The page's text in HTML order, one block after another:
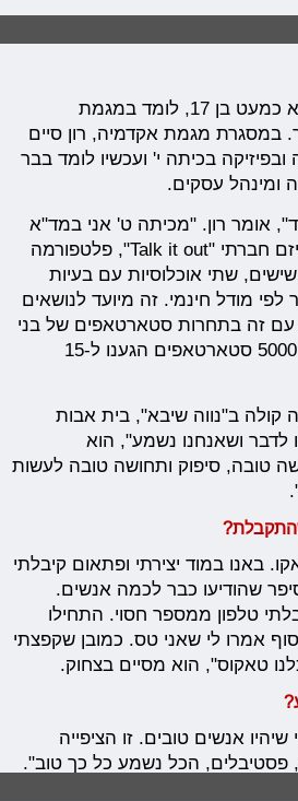
רון סיים י"א באשדוד. הוא כמעט בן 17, לומד במגמת
במסגרת מגמת אקדמיה, רון סיים
בכיתה י' ועכשיו לומד בבר
ומינהל עסקים.
אומר רון. "מכיתה ט' אני במד"א
ועכשיו חבר ואני יזמנו מיזם חברתי "Talk it out", פלטפורמה
שתי אוכלוסיות עם בעיות
לפי מודל חינמי. זה מיועד לנושאים
עם זה בתחרות סטארטאפים של בני
נוער – start cup ומתוך 5000 סטארטאפים הגענו ל-15
קולה ב"נווה שיבא", בית אבות
לדבר ושאנחנו נשמע", הוא
טובה, סיפוק ותחושה טובה לעשות
באנו במוד יצירתי ופתאום קיבלתי
שהודיעו כבר לכמה אנשים.
טלפון ממספר חסוי. התחילו
אמרו לי שאני טס. כמובן שקפצתי
טאקוס", הוא מסיים בצחוק.
אנשים טובים. זו הציפייה
פסטיבלים, הכל נשמע כל כך טוב".